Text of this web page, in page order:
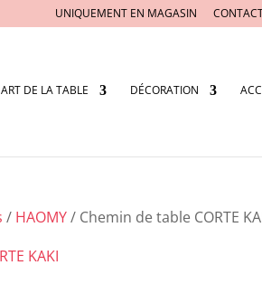
UNIQUEMENT EN MAGASIN
ART DE LA TABLE DÉCORATION
/ HAOMY/ Chemin de table CORTE